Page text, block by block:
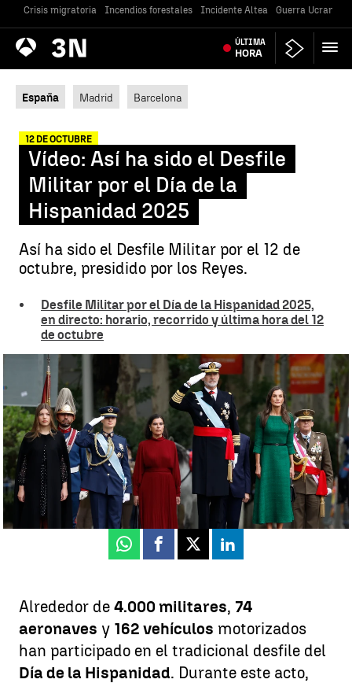
Crisis migratoria Incendios forestales Incidente Altea Guerra Ucrania
Antena
3 Noticias ÚLTIMA
HORA
España Madrid Barcelona
12 DE OCTUBRE
Vídeo: Así ha sido el Desfile
Militar por el Día de la
Hispanidad 2025
Así ha sido el Desfile Militar por el 12 de
octubre, presidido por los Reyes.
Desfile Militar por el Día de la Hispanidad 2025,
en directo: horario, recorrido y última hora del 12
de octubre
Así ha sido el Desfile Militar por el Día de la Hispanidad 2025 | EFE
Neila Gallego
Actualizado: 12 de octubre de 2025, 15:31
Publicado:12 de octubre de 2025, 10:46
Whatsapp
Facebook
X Linkedin
Alrededor de 4.000 militares, 74
aeronaves y 162 vehículos motorizados
han participado en el tradicional desfile del
Día de la Hispanidad. Durante este acto,